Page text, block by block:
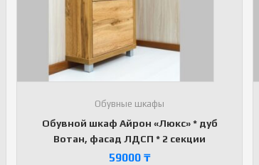
Обувные шкафы
Обувной шкаф Айрон «Люкс» * дуб
Вотан, фасад ЛДСП * 2 секции
59000 ₸